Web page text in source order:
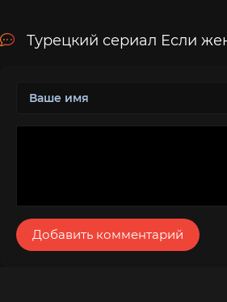
Турецкий сериал Если
Добавить комментарий